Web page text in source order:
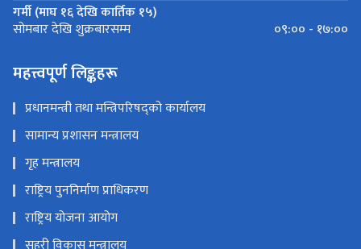
गर्मी (माघ १६ देखि कार्तिक १५)
सोमबार देखि शुक्रबारसम्म ०९:०० - १७:००
महत्त्वपूर्ण लिङ्कहरू
प्रधानमन्त्री तथा मन्त्रिपरिषद्को कार्यालय
सामान्य प्रशासन मन्त्रालय
गृह मन्त्रालय
राष्ट्रिय पुननिर्माण प्राधिकरण
राष्ट्रिय योजना आयोग